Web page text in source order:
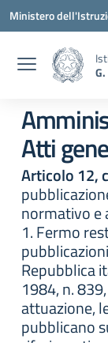
Vai ai contenuti
Vai al menu di
Vai al footer
Ministero
Atti
Articolo 12,
normativo e
1. Fermo
Repubblica
1984, n.
attuazione,
pubblicano